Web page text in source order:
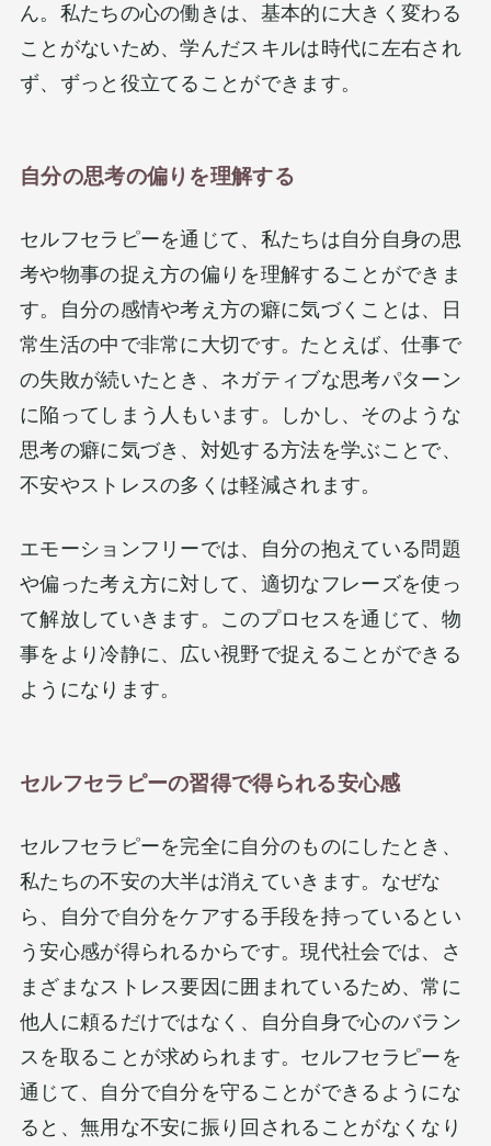
ん。私たちの心の働きは、基本的に大きく変わる
ことがないため、学んだスキルは時代に左右され
ず、ずっと役立てることができます。
自分の思考の偏りを理解する
セルフセラピーを通じて、私たちは自分自身の思
考や物事の捉え方の偏りを理解することができま
す。自分の感情や考え方の癖に気づくことは、日
常生活の中で非常に大切です。たとえば、仕事で
の失敗が続いたとき、ネガティブな思考パターン
に陥ってしまう人もいます。しかし、そのような
思考の癖に気づき、対処する方法を学ぶことで、
不安やストレスの多くは軽減されます。
エモーションフリーでは、自分の抱えている問題
や偏った考え方に対して、適切なフレーズを使っ
て解放していきます​​。このプロセスを通じて、物
事をより冷静に、広い視野で捉えることができる
ようになります。
セルフセラピーの習得で得られる安心感
セルフセラピーを完全に自分のものにしたとき、
私たちの不安の大半は消えていきます。なぜな
ら、自分で自分をケアする手段を持っているとい
う安心感が得られるからです。現代社会では、さ
まざまなストレス要因に囲まれているため、常に
他人に頼るだけではなく、自分自身で心のバラン
スを取ることが求められます。セルフセラピーを
通じて、自分で自分を守ることができるようにな
ると、無用な不安に振り回されることがなくなり